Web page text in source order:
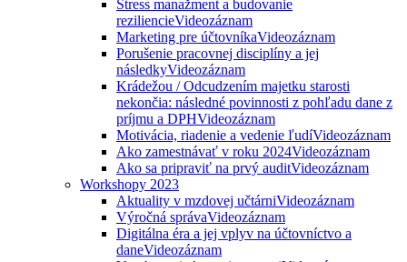
Stress manažment a budovanie
reziliencieVideozáznam
Marketing pre účtovníkaVideozáznam
Porušenie pracovnej disciplíny a jej
následkyVideozáznam
Krádežou / Odcudzením majetku starosti
nekončia: následné povinnosti z pohľadu dane z
príjmu a DPHVideozáznam
Motivácia, riadenie a vedenie ľudíVideozáznam
Ako zamestnávať v roku 2024Videozáznam
Ako sa pripraviť na prvý auditVideozáznam
Workshopy 2023
Aktuality v mzdovej učtárniVideozáznam
Výročná správaVideozáznam
Digitálna éra a jej vplyv na účtovníctvo a
daneVideozáznam